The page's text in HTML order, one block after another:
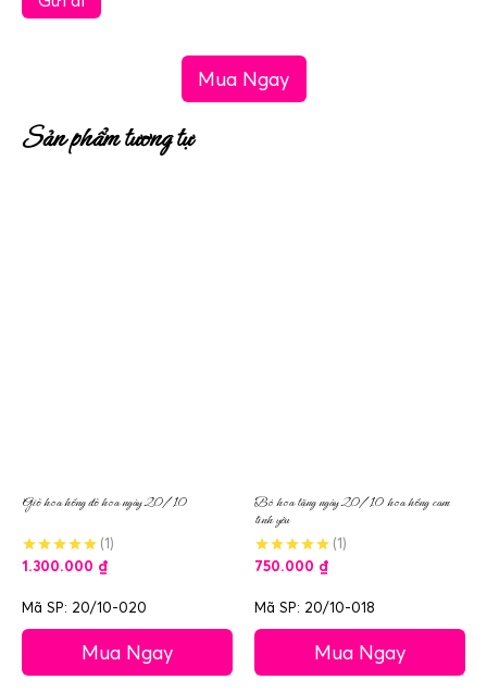
Mua Ngay
Sản phẩm tương tự
Giỏ hoa hồng đỏ hoa ngày 20/10
(1)
1.300.000 ₫
Mã SP: 20/10-020
Mua Ngay
Bó hoa tặng ngày 20/10 hoa hồng cam
tình yêu
(1)
750.000 ₫
Mã SP: 20/10-018
Mua Ngay